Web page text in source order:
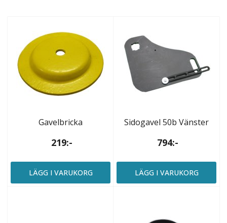
Gavelbricka
219:-
LÄGG I VARUKORG
Sidogavel 50b Vänster
794:-
LÄGG I VARUKORG